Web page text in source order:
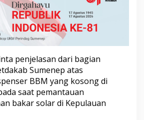
penjelasan dari bagian
Sumenep atas
BBM yang kosong di
saat pemantauan
bakar solar di Kepulauan